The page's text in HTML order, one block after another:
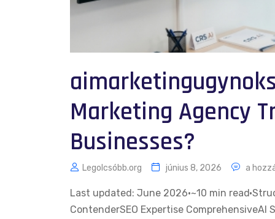
Marketing Agency
Businesses?
Legolcsóbb.org június 8, 2026 a
Last updated: June 2026·~10 min
ContenderSEO Expertise